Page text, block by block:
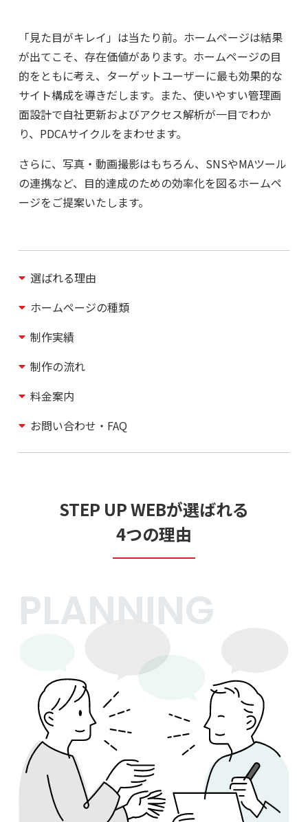
「見た目がキレイ」は当たり前。ホームページは結果
が出てこそ、存在価値があります。ホームページの目
的をともに考え、ターゲットユーザーに最も効果的な
サイト構成を導きだします。また、使いやすい管理画
面設計で自社更新およびアクセス解析が一目でわか
り、PDCAサイクルをまわせます。
さらに、写真・動画撮影はもちろん、SNSやMAツール
の連携など、目的達成のための効率化を図るホームペ
ージをご提案いたします。
選ばれる理由
ホームページの種類
制作実績
制作の流れ
料金案内
お問い合わせ・FAQ
STEP UP WEBが選ばれる
4つの理由
PLANNING